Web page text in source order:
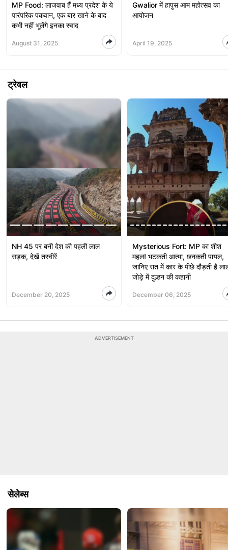
MP Food: लाजवाब हैं मध्य प्रदेश के ये
पारंपरिक पकवान, एक बार खाने के बाद
कभी नहीं भूलेंगे इनका स्वाद
August 31, 2025
Gwalior में हापुस आम महोत्सव का
आयोजन
April 19, 2025
ट्रेवल
NH 45 पर बनी देश की पहली लाल
सड़क, देखें तस्वीरें
December 20, 2025
Mysterious Fort: MP का शीश
महल! भटकती आत्मा, छनकती पायल,
जानिए रात में कार के पीछे दौड़ती है
जोड़े में दुल्हन की कहानी
December 06, 2025
ADVERTISEMENT
सेलेब्‍स